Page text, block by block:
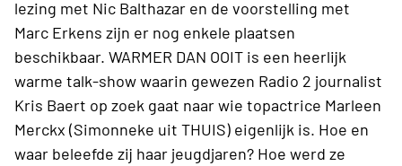
lezing met Nic Balthazar en de voorstelling met
Marc Erkens zijn er nog enkele plaatsen
beschikbaar. WARMER DAN OOIT is een heerlijk
warme talk-show waarin gewezen Radio 2 journalist
Kris Baert op zoek gaat naar wie topactrice Marleen
Merckx (Simonneke uit THUIS) eigenlijk is. Hoe en
waar beleefde zij haar jeugdjaren? Hoe werd ze